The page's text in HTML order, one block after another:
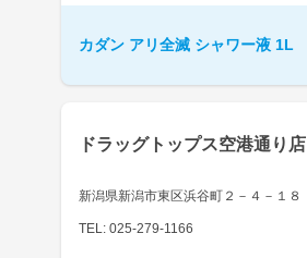
カダン アリ全滅 シャワー液 1L
ドラッグトップス空港通り店
新潟県新潟市東区浜谷町２－４－１８
TEL: 025-279-1166